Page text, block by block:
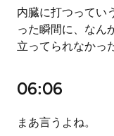
内臓に打つってい
った瞬間に、なん
立ってられなかっ
06:06
まあ言うよね。